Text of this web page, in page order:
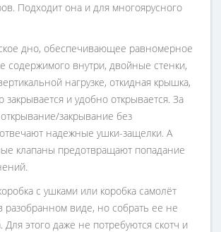
Подходит она и для многоярусного
дно, обеспечивающее равномерное
содержимого внутри, двойные стенки,
нагрузке, откидная крышка,
закрывается и удобно открывается. За
закрывание без
надежные ушки-защелки. А
клапаны предотвращают попадание
с ушками или коробка самолёт
разобранном виде, но собрать ее не
Для этого даже не потребуются скотч и